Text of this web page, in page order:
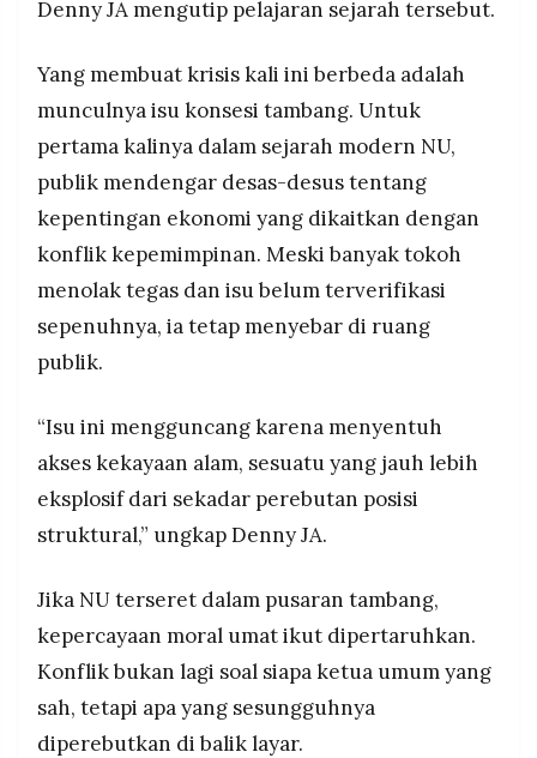
Denny JA mengutip pelajaran sejarah tersebut.
Yang membuat krisis kali ini berbeda adalah
munculnya isu konsesi tambang. Untuk
pertama kalinya dalam sejarah modern NU,
publik mendengar desas-desus tentang
kepentingan ekonomi yang dikaitkan dengan
konflik kepemimpinan. Meski banyak tokoh
menolak tegas dan isu belum terverifikasi
sepenuhnya, ia tetap menyebar di ruang
publik.
“Isu ini mengguncang karena menyentuh
akses kekayaan alam, sesuatu yang jauh lebih
eksplosif dari sekadar perebutan posisi
struktural,” ungkap Denny JA.
Jika NU terseret dalam pusaran tambang,
kepercayaan moral umat ikut dipertaruhkan.
Konflik bukan lagi soal siapa ketua umum yang
sah, tetapi apa yang sesungguhnya
diperebutkan di balik layar.